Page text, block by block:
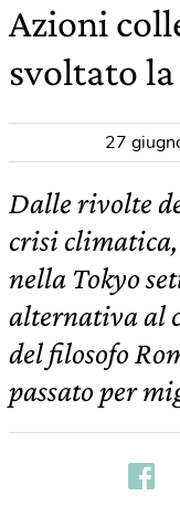
Azioni
svoltato
27
Dalle rivolte
crisi
nella Tokyo
alternativa al
del filosofo
passato per